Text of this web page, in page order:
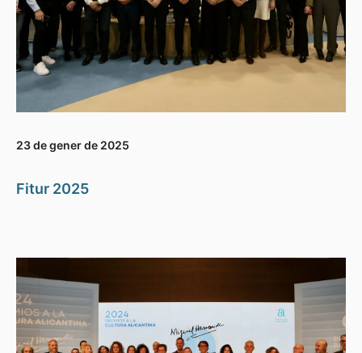
23 de gener de 2025
Fitur 2025